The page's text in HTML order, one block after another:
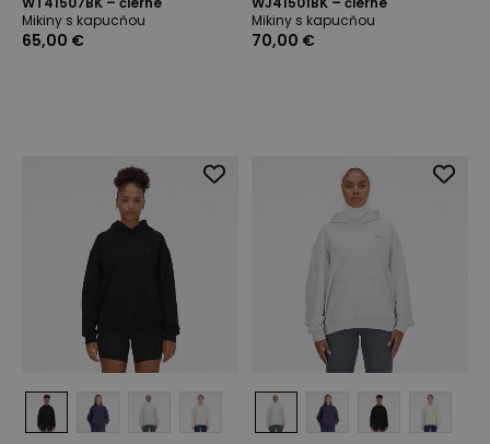
Mikiny s kapucňou
65,00 €
Mikiny s kapucňou
70,00 €